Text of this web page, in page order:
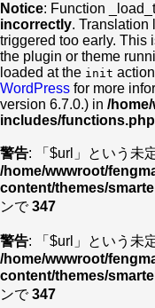
Notice: Function
incorrectly. Translation
triggered too early. This
the plugin or theme
loaded at the init
WordPress for more
version 6.7.0.) in /
includes/functions.php
警告: 「$url」という未
/home/wwwroot/
content/themes/
ンで347
警告: 「$url」という未
/home/wwwroot/
content/themes/
ンで347